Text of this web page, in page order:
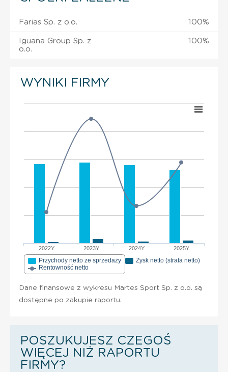
Farias Sp. z o.o. 100%
Iguana Group Sp. z
o.o.
100%
WYNIKI FIRMY
2022Y 2023Y 2024Y 2025Y
Przychody netto ze sprzedaży
Zysk netto (strata netto)
Rentowność netto
Dane finansowe z wykresu Martes Sport Sp. z o.o. są
dostępne po zakupie raportu.
POSZUKUJESZ CZEGOŚ
WIĘCEJ NIŻ RAPORTU
FIRMY?